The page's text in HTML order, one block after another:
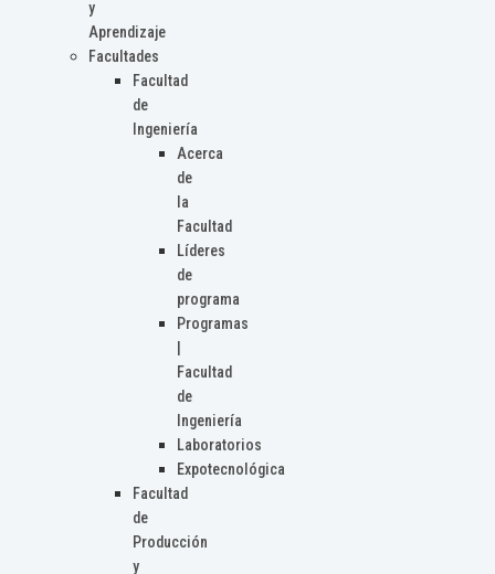
y
Aprendizaje
Facultades
Facultad
de
Ingeniería
Acerca
de
la
Facultad
Líderes
de
programa
Programas
Facultad
de
Ingeniería
Laboratorios
Expotecnológica
Facultad
de
Producción
y